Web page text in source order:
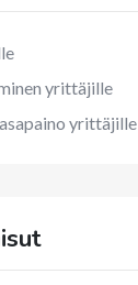
yrittäjille
yrittäjille